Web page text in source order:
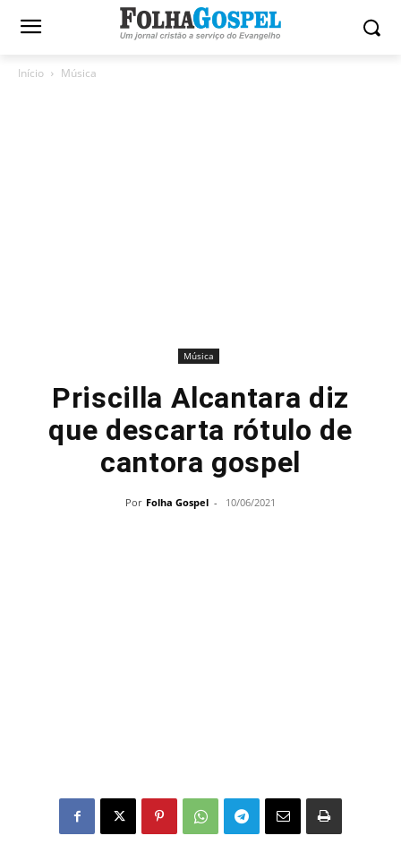
Início Música
Música
Priscilla Alcantara diz
que descarta rótulo de
cantora gospel
Por Folha Gospel - 10/06/2021